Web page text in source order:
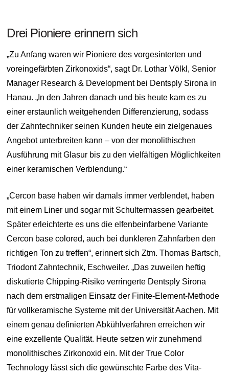
Drei Pioniere erinnern sich
„Zu Anfang waren wir Pioniere des vorgesinterten und
voreingefärbten Zirkonoxids“, sagt Dr. Lothar Völkl, Senior
Manager Research & Development bei Dentsply Sirona in
Hanau. „In den Jahren danach und bis heute kam es zu
einer erstaunlich weitgehenden Differenzierung, sodass
der Zahntechniker seinen Kunden heute ein zielgenaues
Angebot unterbreiten kann – von der monolithischen
Ausführung mit Glasur bis zu den vielfältigen Möglichkeiten
einer keramischen Verblendung.“
„Cercon base haben wir damals immer verblendet, haben
mit einem Liner und sogar mit Schultermassen gearbeitet.
Später erleichterte es uns die elfenbeinfarbene Variante
Cercon base colored, auch bei dunkleren Zahnfarben den
richtigen Ton zu treffen“, erinnert sich Ztm. Thomas Bartsch,
Triodont Zahntechnik, Eschweiler. „Das zuweilen heftig
diskutierte Chipping-Risiko verringerte Dentsply Sirona
nach dem erstmaligen Einsatz der Finite-Element-Methode
für vollkeramische Systeme mit der Universität Aachen. Mit
einem genau definierten Abkühlverfahren erreichen wir
eine exzellente Qualität. Heute setzen wir zunehmend
monolithisches Zirkonoxid ein. Mit der True Color
Technology lässt sich die gewünschte Farbe des Vita-